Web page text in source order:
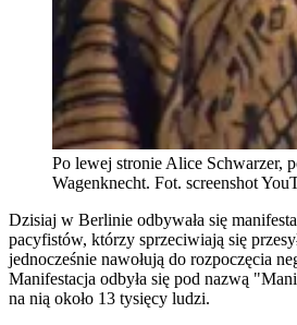
Po lewej stronie Alice Schwarzer,
Wagenknecht. Fot. screenshot
Dzisiaj w Berlinie odbywała się
pacyfistów, którzy sprzeciwiają się
jednocześnie nawołują do rozpoczęcia
Manifestacja odbyła się pod nazwą
na nią około 13 tysięcy ludzi.